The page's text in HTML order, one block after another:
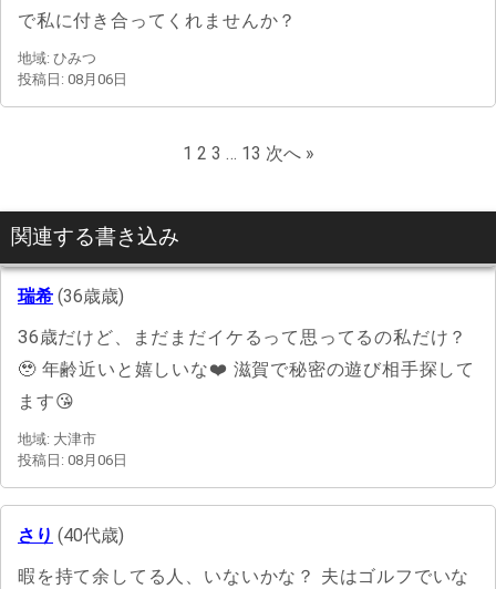
で私に付き合ってくれませんか？
地域: ひみつ
投稿日: 08月06日
1 2 3 … 13 次へ »
関連する書き込み
瑞希 (36歳歳)
36歳だけど、まだまだイケるって思ってるの私だけ？
🥹 年齢近いと嬉しいな❤️ 滋賀で秘密の遊び相手探して
ます😘
地域: 大津市
投稿日: 08月06日
さり (40代歳)
暇を持て余してる人、いないかな？ 夫はゴルフでいな